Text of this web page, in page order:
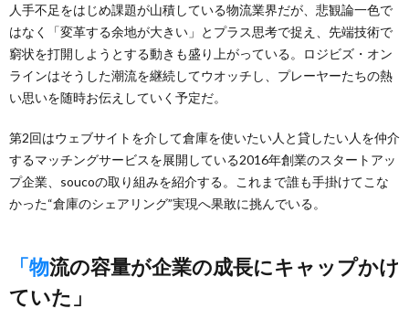
人手不足をはじめ課題が山積している物流業界だが、悲観論一色で
はなく「変革する余地が大きい」とプラス思考で捉え、先端技術で
窮状を打開しようとする動きも盛り上がっている。ロジビズ・オン
ラインはそうした潮流を継続してウオッチし、プレーヤーたちの熱
い思いを随時お伝えしていく予定だ。
第2回はウェブサイトを介して倉庫を使いたい人と貸したい人を仲介
するマッチングサービスを展開している2016年創業のスタートアッ
プ企業、soucoの取り組みを紹介する。これまで誰も手掛けてこな
かった“倉庫のシェアリング”実現へ果敢に挑んでいる。
「物流の容量が企業の成長にキャップかけ
ていた」